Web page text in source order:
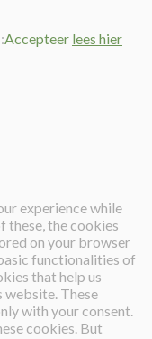
Accepteer lees hier
experience while
these, the cookies
on your browser
functionalities of
that help us
website. These
with your consent.
cookies. But